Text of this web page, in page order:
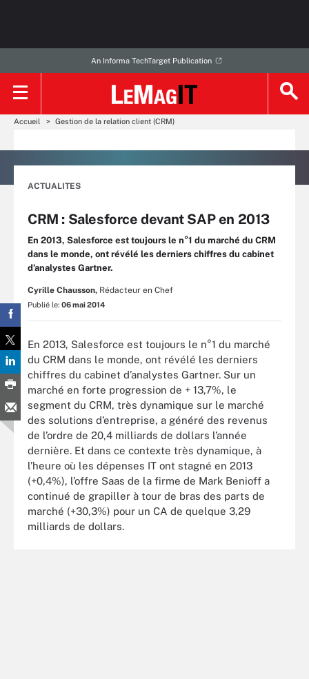
An Informa TechTarget Publication
Accueil Gestion de la relation client (CRM)
ACTUALITES
CRM : Salesforce devant SAP en 2013
En 2013, Salesforce est toujours le n°1 du marché du CRM
dans le monde, ont révélé les derniers chiffres du cabinet
d’analystes Gartner.
Cyrille Chausson, Rédacteur en Chef
Publié le: 06 mai 2014
En 2013, Salesforce est toujours le n°1 du marché
du CRM dans le monde, ont révélé les derniers
chiffres du cabinet d’analystes Gartner. Sur un
marché en forte progression de + 13,7%, le
segment du CRM, très dynamique sur le marché
des solutions d’entreprise, a généré des revenus
de l’ordre de 20,4 milliards de dollars l’année
dernière. Et dans ce contexte très dynamique, à
l’heure où les dépenses IT ont stagné en 2013
(+0,4%), l’offre Saas de la firme de Mark Benioff a
continué de grapiller à tour de bras des parts de
marché (+30,3%) pour un CA de quelque 3,29
milliards de dollars.